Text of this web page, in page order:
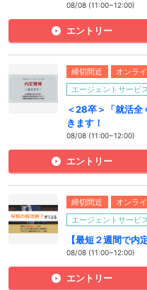
08/08 (11:00~12:00)
エントリー
締切間近 オンラ
エージェントサービ
＜28卒＞「就活全
きます！
08/08 (11:00~12:00)
エントリー
締切間近 オンラ
エージェントサービ
【最短２週間で内
08/08 (11:00~12:00)
エントリー